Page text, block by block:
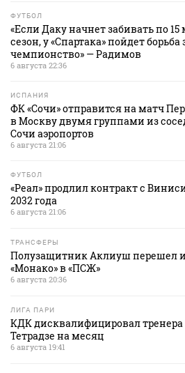
ФУТБОЛ
«Если Даку начнет забивать по 15
сезон, у «Спартака» пойдет борьба
чемпионство» — Радимов
6 августа 22:36
ИСПАНИЯ
ФК «Сочи» отправится на матч
в Москву двумя группами из
Сочи аэропортов
6 августа 21:06
ФУТБОЛ
«Реал» продлил контракт с
2032 года
6 августа 21:06
ТРАНСФЕРЫ
Полузащитник Аклиуш перешел
«Монако» в «ПСЖ»
6 августа 20:36
ЛИГА ПАРИ
КДК дисквалифицировал тренера
Тетрадзе на месяц
6 августа 19:41